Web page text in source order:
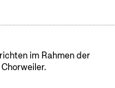
im Rahmen der